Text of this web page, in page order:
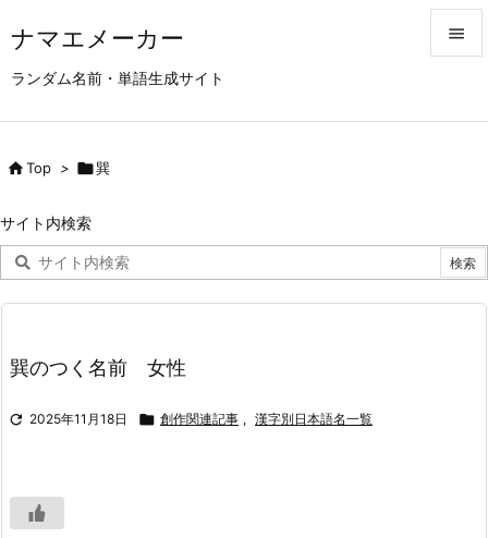
ナマエメーカー
ランダム名前・単語生成サイト


次へ

Top > 巽
サイト内検索
巽のつく名前 女性
 2025年11月18日  創作関連記事 , 漢字別日本語名一覧